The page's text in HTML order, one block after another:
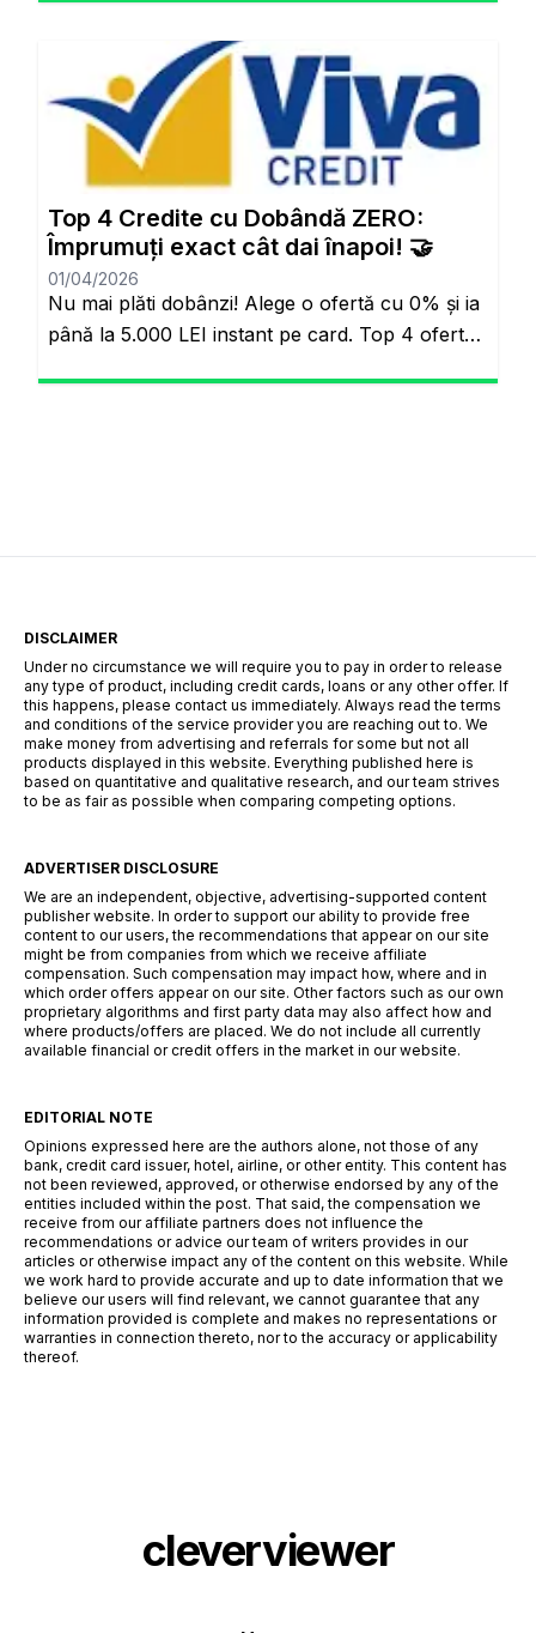
Aynı sayfada kalacaksınız. Standart Kredi
Anlayışı Tarih Oluyor: Başkalarının Finansal
Riskini Neden Siz Üstlenesiniz? Yıllardır
bankacılık sektöründe adil olmayan bir durum
söz konusuydu: Borçlarını düzenli ödeyenlerle
sürekli aksatanlar aynı faiz yükünü
omuzluyordu. Ancak günümüzde teknoloji […]
Top 4 Credite cu Dobândă ZERO:
Împrumuți exact cât dai înapoi! 🤝
01/04/2026
Nu mai plăti dobânzi! Alege o ofertă cu 0% și ia
până la 5.000 LEI instant pe card. Top 4 oferte
DISCLAIMER
Under no circumstance we will require you to pay in order to release
any type of product, including credit cards, loans or any other offer. If
this happens, please contact us immediately. Always read the terms
and conditions of the service provider you are reaching out to. We
make money from advertising and referrals for some but not all
products displayed in this website. Everything published here is
based on quantitative and qualitative research, and our team strives
to be as fair as possible when comparing competing options.
ADVERTISER DISCLOSURE
We are an independent, objective, advertising-supported content
publisher website. In order to support our ability to provide free
content to our users, the recommendations that appear on our site
might be from companies from which we receive affiliate
compensation. Such compensation may impact how, where and in
which order offers appear on our site. Other factors such as our own
proprietary algorithms and first party data may also affect how and
where products/offers are placed. We do not include all currently
available financial or credit offers in the market in our website.
EDITORIAL NOTE
Opinions expressed here are the authors alone, not those of any
bank, credit card issuer, hotel, airline, or other entity. This content has
not been reviewed, approved, or otherwise endorsed by any of the
entities included within the post. That said, the compensation we
receive from our affiliate partners does not influence the
recommendations or advice our team of writers provides in our
articles or otherwise impact any of the content on this website. While
we work hard to provide accurate and up to date information that we
believe our users will find relevant, we cannot guarantee that any
information provided is complete and makes no representations or
warranties in connection thereto, nor to the accuracy or applicability
thereof.
cleverviewer